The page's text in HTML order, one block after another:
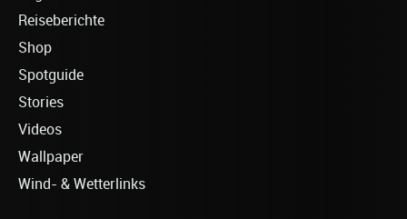
Reiseberichte
Shop
Spotguide
Stories
Videos
Wallpaper
Wind- & Wetterlinks